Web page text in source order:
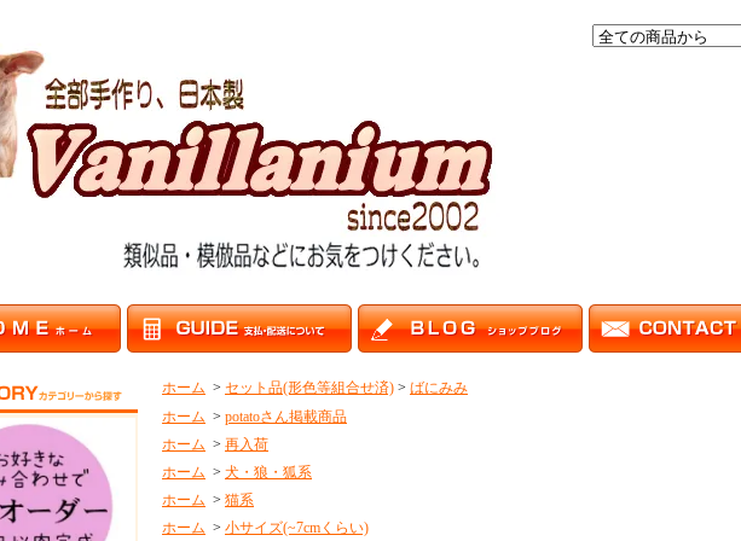
ホーム > セット品(形色等組合せ済) > ばにみみ
ホーム > potatoさん掲載商品
ホーム > 再入荷
ホーム > 犬・狼・狐系
ホーム > 猫系
ホーム > 小サイズ(~7cmくらい)